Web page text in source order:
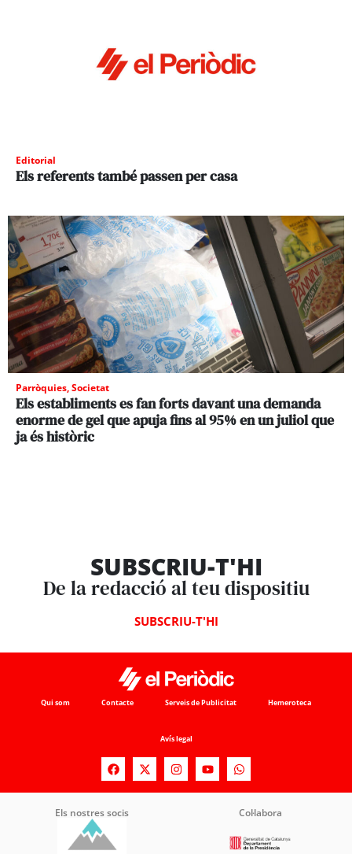
Editorial
Els referents també passen per casa
Parròquies,Societat
Els establiments es fan forts davant una demanda
enorme de gel que apuja fins al 95% en un juliol que
ja és històric
SUBSCRIU-T'HI
De la redacció al teu dispositiu
SUBSCRIU-T'HI
Qui som Contacte Serveis de Publicitat Hemeroteca
Avís legal
Els nostres socis Col·labora